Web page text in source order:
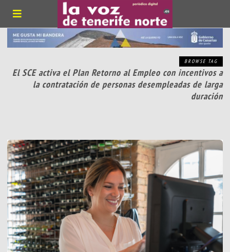
BROWSE TAG
El SCE activa el Plan Retorno al Empleo con incentivos a
la contratación de personas desempleadas de larga
duración